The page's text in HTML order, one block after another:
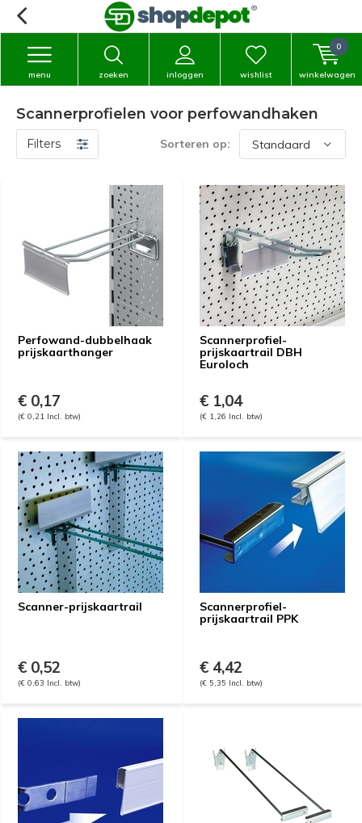
zoeken inloggen
menu wishlist winkelwagen
0
Scannerprofielen voor perfowandhaken
Filters Sorteren op:
Perfowand-dubbelhaak
prijskaarthanger
€ 0,17
(€ 0,21 Incl. btw)
Scannerprofiel-
prijskaartrail DBH
Euroloch
€ 1,04
(€ 1,26 Incl. btw)
Scanner-prijskaartrail
€ 0,52
(€ 0,63 Incl. btw)
Scannerprofiel-
prijskaartrail PPK
€ 4,42
(€ 5,35 Incl. btw)